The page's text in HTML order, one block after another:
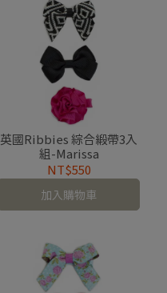
英國Ribbies 綜合緞帶3入
組-Marissa
NT$550
加入購物車